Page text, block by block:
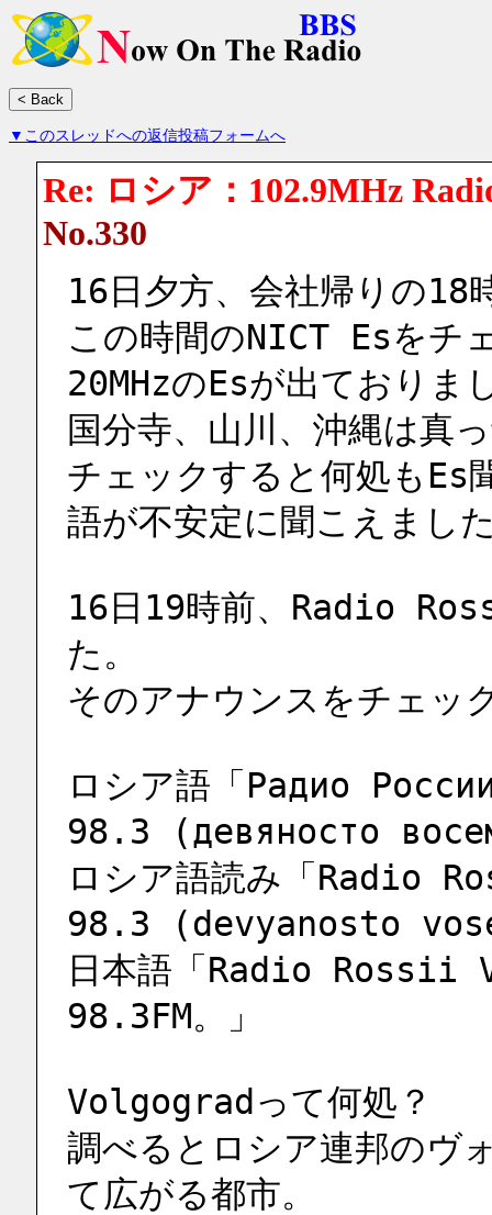
▼このスレッドへの返信投稿フォームへ
Re: ロシア：102.9MHz
No.330
16日夕方、会社帰りの18
この時間のNICT Esをチ
20MHzのEsが出ておりま
国分寺、山川、沖縄は真
チェックすると何処もEs
語が不安定に聞こえまし
16日19時前、Radio
た。
そのアナウンスをチェッ
ロシア語「Радио
98.3 (девяносто
ロシア語読み「
98.3 (devyanosto
日本語「Radio Rossii
98.3FM。」
Volgogradって何処？
調べるとロシア連邦のヴ
て広がる都市。